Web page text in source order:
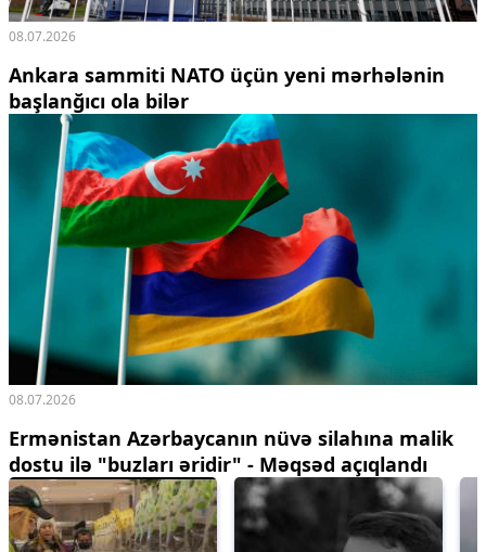
08.07.2026
Ankara sammiti NATO üçün yeni mərhələnin
başlanğıcı ola bilər
08.07.2026
Ermənistan Azərbaycanın nüvə silahına malik
dostu ilə "buzları əridir" - Məqsəd açıqlandı